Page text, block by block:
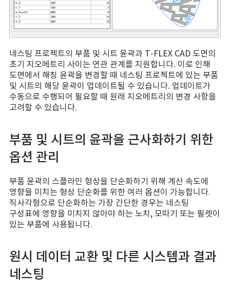
네스팅 프로젝트의 부품 및 시트 윤곽과 T-FLEX CAD 도면의
초기 지오메트리 사이는 연관 관계를 지원합니다. 이로 인해
도면에서 해칭 윤곽을 변경할 때 네스팅 프로젝트에 있는 부품
및 시트의 해당 윤곽이 업데이트될 수 있습니다. 업데이트가
수동으로 수행되어 필요할 때 원래 지오메트리의 변경 사항을
고려할 수 있습니다.
부품 및 시트의 윤곽을 근사화하기 위한
옵션 관리
부품 윤곽의 스플라인 형상을 단순화하기 위해 계산 속도에
영향을 미치는 형상 단순화를 위한 여러 옵션이 가능합니다.
직사각형으로 단순화하는 가장 간단한 경우는 네스팅
구성표에 영향을 미치지 않아야 하는 노치, 모따기 또는 필렛이
있는 부품에 사용됩니다.
원시 데이터 교환 및 다른 시스템과 결과
네스팅